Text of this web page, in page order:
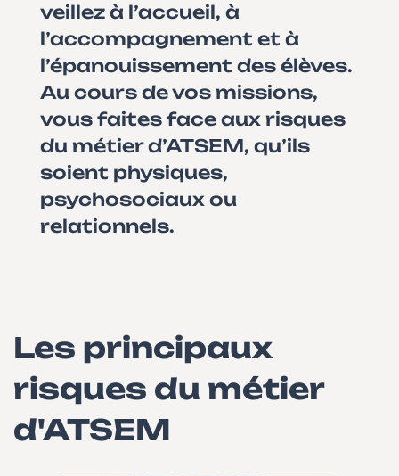
veillez à l’accueil, à
l’accompagnement et à
l’épanouissement des élèves.
Au cours de vos missions,
vous faites face aux risques
du métier d’ATSEM, qu’ils
soient physiques,
psychosociaux ou
relationnels.
Les principaux
risques du métier
d'ATSEM